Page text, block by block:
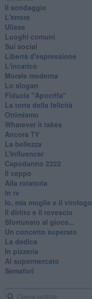
Il sondaggio
L'errore
Ulisse
Luoghi comuni
Sui social
Libertà d'espressione
L'incarico
Morale moderna
Lo slogan
Fiducia "Apocrifa"
La torta della felicità
Ottimismo
Whatever it takes
Ancora TV
La bellezza
L’Influencer
​Capodanno 2222
Il ceppo
Alla rotatoria
In tv
Io, mia moglie e il virologo
Il diritto e il rovescio
Sfortunato al gioco...
Un concetto superato
La dedica
In pizzeria
Al supermercato
Semafori